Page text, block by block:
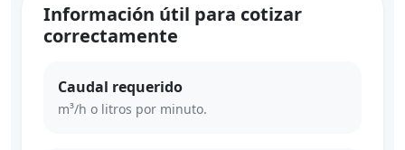
Información útil para cotizar
correctamente
Caudal requerido
m³/h o litros por minuto.